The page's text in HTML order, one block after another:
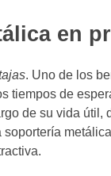
en
. Uno de los
tiempos de
de su vida útil,